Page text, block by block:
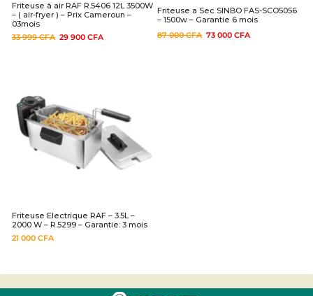
Friteuse à air RAF R.5406 12L 3500W
– ( air-fryer ) – Prix Cameroun –
03mois
33 999CFA 29 900 CFA
Friteuse a Sec SINBO FAS-SCO5056
– 1500w – Garantie 6 mois
87 000CFA 73 000 CFA
Friteuse Electrique RAF – 3.5L –
2000 W – R.5299 – Garantie: 3 mois
21 000 CFA